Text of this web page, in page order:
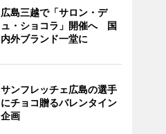
広島三越で「サロン・デ
ュ・ショコラ」開催へ 国
内外ブランド一堂に
サンフレッチェ広島の選手
にチョコ贈るバレンタイン
企画